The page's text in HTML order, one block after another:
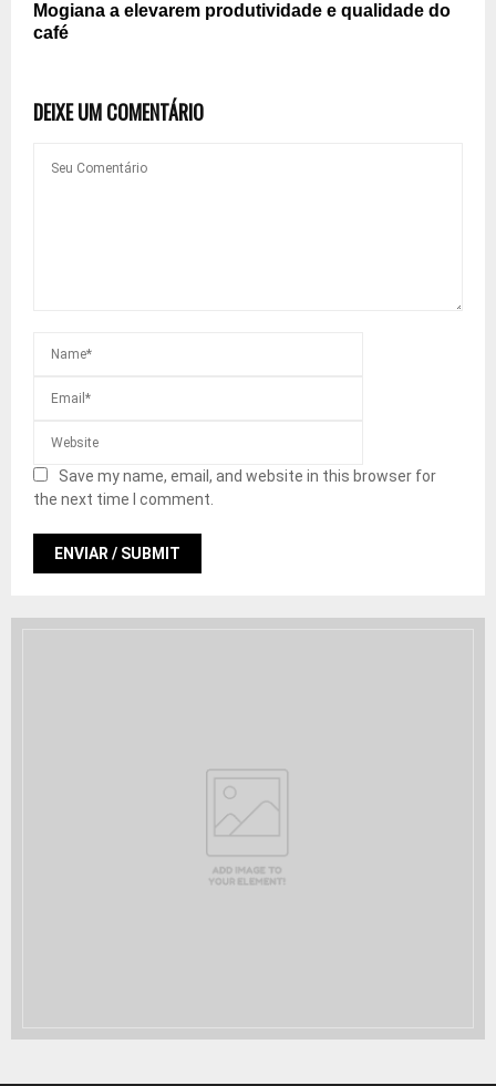
Mogiana a elevarem produtividade e qualidade do
café
DEIXE UM COMENTÁRIO
Save my name, email, and website in this browser for
the next time I comment.